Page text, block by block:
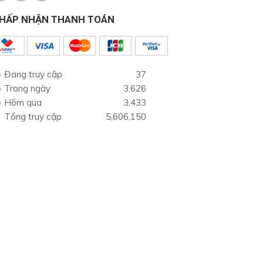
NHẬN THANH TOÁN
Đang truy cập
37
Trong ngày
3,626
Hôm qua
3,433
Tổng truy cập
5,606,150